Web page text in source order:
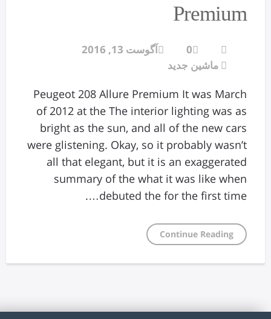
Premium
0
آگوست 13, 2016
ماشین جدید
Peugeot 208 Allure Premium It was March
of 2012 at the The interior lighting was as
bright as the sun, and all of the new cars
were glistening. Okay, so it probably wasn’t
all that elegant, but it is an exaggerated
summary of the what it was like when
debuted the for the first time….
Continue Reading